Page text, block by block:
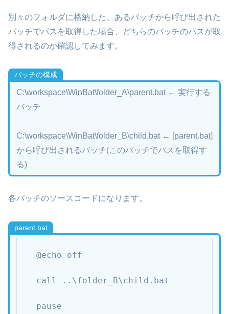
別々のフォルダに格納した、あるバッチから呼び出された
バッチでパスを取得した場合、どちらのバッチのパスが取
得されるのか確認してみます。
バッチの構成
C:\workspace\WinBat\folder_A\parent.bat ← 実行する
バッチ
C:\workspace\WinBat\folder_B\child.bat ← [parent.bat]
から呼び出されるバッチ(このバッチでパスを取得す
る)
各バッチのソースコードになります。
parent.bat
@echo off
call ..\folder_B\child.bat
pause